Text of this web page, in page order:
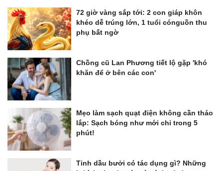
72 giờ vàng sắp tới: 2 con giáp khôn
khéo dễ trúng lớn, 1 tuổi cónguồn thu
phụ bất ngờ
Chồng cũ Lan Phương tiết lộ gặp 'khó
khăn để ở bên các con'
Mẹo làm sạch quạt điện không cần tháo
lắp: Sạch bóng như mới chỉ trong 5
phút!
Tinh dầu bưởi có tác dụng gì? Những